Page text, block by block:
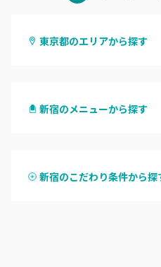
東京都のエリアから探す
原宿
新宿のメニューから探す
ハンドスカルプ
新宿のこだわり条件から探